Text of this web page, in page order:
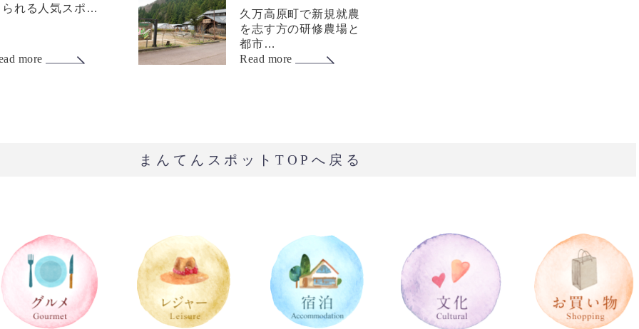
られる人気スポ…
more
久万高原町で新規就農
を志す方の研修農場と
都市…
Read more
まんてんスポットTOPへ戻る